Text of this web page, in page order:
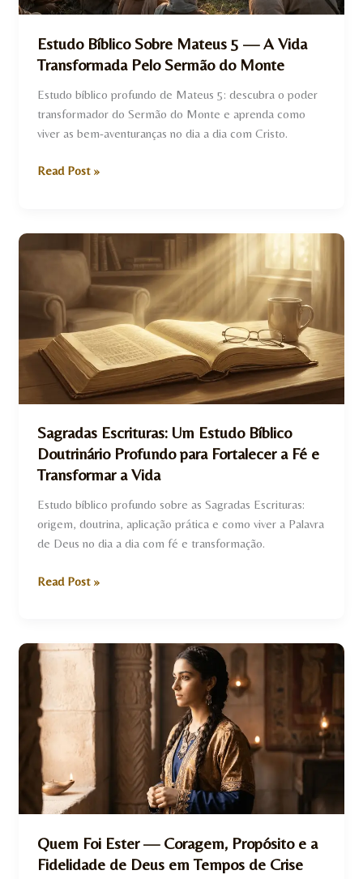
Estudo Bíblico Sobre Mateus 5 — A Vida
Transformada Pelo Sermão do Monte
Estudo bíblico profundo de Mateus 5: descubra o poder
transformador do Sermão do Monte e aprenda como
viver as bem-aventuranças no dia a dia com Cristo.
Transformada
Sermão
do
Read Post »
Sagradas Escrituras: Um Estudo Bíblico
Doutrinário Profundo para Fortalecer a Fé e
Transformar a Vida
Estudo bíblico profundo sobre as Sagradas Escrituras:
origem, doutrina, aplicação prática e como viver a Palavra
de Deus no dia a dia com fé e transformação.
Escrituras:
Estudo
Bíblico
Doutrinário
Profundo
para
Fortalecer
Fé
e
Transformar
Read Post »
Quem Foi Ester — Coragem, Propósito e a
Fidelidade de Deus em Tempos de Crise
Quem
Foi
Ester
—
Coragem,
Propósito
e
a
Fidelidade
Deus
em